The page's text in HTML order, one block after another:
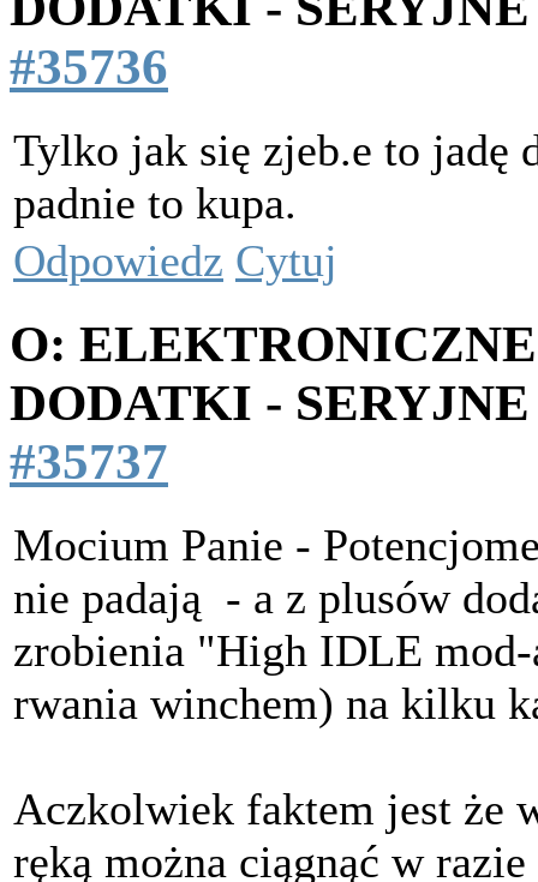
#35736
Tylko jak się zjeb.e to jadę
padnie to kupa.
Odpowiedz Cytuj
O:
DODATKI -
#35737
Mocium Panie -
nie padają - a z plusów
zrobienia "High IDLE
rwania winchem) na kilku
Aczkolwiek faktem jest że
ręką można ciągnąć w